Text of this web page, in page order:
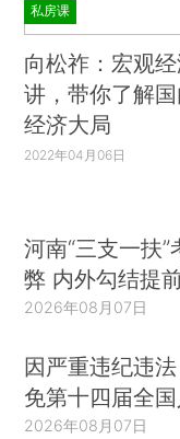
私房课
向松祚：宏观
讲，带你了解
经济大局
2022年04月06日
河南“三支一扶
弊 内外勾结提
2026年08月07日
因严重违纪违
免第十四届全
2026年08月07日